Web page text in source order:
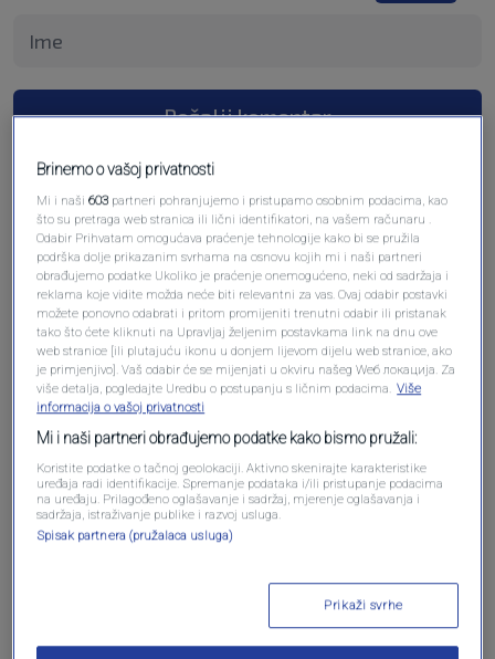
Pošalji komentar
Oglas
Oglas
Brinemo o vašoj privatnosti
Mi i naši603 partneri pohranjujemo i pristupamo osobnim podacima, kao
što su pretraga web stranica ili lični identifikatori, na vašem računaru .
Odabir Prihvatam omogućava praćenje tehnologije kako bi se pružila
podrška dolje prikazanim svrhama na osnovu kojih mi i naši partneri
obrađujemo podatke Ukoliko je praćenje onemogućeno, neki od sadržaja i
reklama koje vidite možda neće biti relevantni za vas. Ovaj odabir postavki
možete ponovno odabrati i pritom promijeniti trenutni odabir ili pristanak
tako što ćete kliknuti na Upravljaj željenim postavkama link na dnu ove
web stranice [ili plutajuću ikonu u donjem lijevom dijelu web stranice, ako
je primjenjivo]. Vaš odabir će se mijenjati u okviru našeg Wеб локација. Za
više detalja, pogledajte Uredbu o postupanju s ličnim podacima. Više
informacija o vašoj privatnosti
Mi i naši partneri obrađujemo podatke kako bismo pružali:
Koristite podatke o tačnoj geolokaciji. Aktivno skenirajte karakteristike
uređaja radi identifikacije. Spremanje podataka i/ili pristupanje podacima
na uređaju. Prilagođeno oglašavanje i sadržaj, mjerenje oglašavanja i
sadržaja, istraživanje publike i razvoj usluga.
Spisak partnera (pružalaca usluga)
Prikaži svrhe